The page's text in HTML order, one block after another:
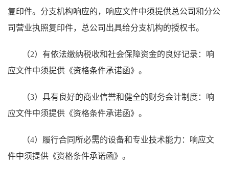
复印件。分支机构响应的，响应文件中须提供总公司和分公
司营业执照复印件，总公司出具给分支机构的授权书。
（2） 有依法缴纳税收和社会保障资金的良好记录：响
应文件中须提供《资格条件承诺函》。
（3） 具有良好的商业信誉和健全的财务会计制度：响
应文件中须提供《资格条件承诺函》。
（4） 履行合同所必需的设备和专业技术能力：响应文
件中须提供《资格条件承诺函》。